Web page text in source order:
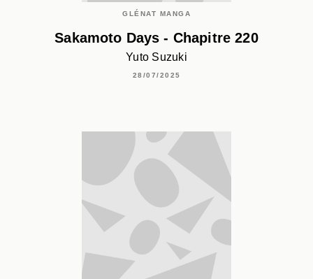
GLÉNAT MANGA
Sakamoto Days - Chapitre 220
Yuto Suzuki
28/07/2025